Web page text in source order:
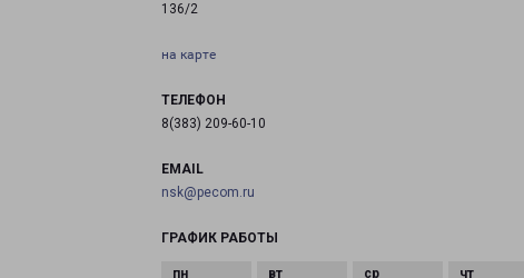
136/2
на карте
ТЕЛЕФОН
8(383) 209-60-10
EMAIL
nsk@pecom.ru
ГРАФИК РАБОТЫ